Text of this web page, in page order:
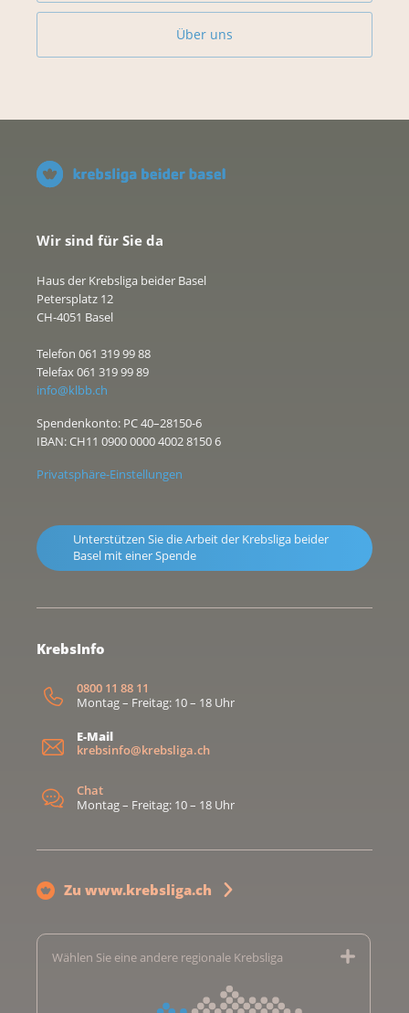
Über uns
Wir sind für Sie da
Haus der Krebsliga beider Basel
Petersplatz 12
CH-4051 Basel
Telefon 061 319 99 88
Telefax 061 319 99 89
info@klbb.ch
Spendenkonto: PC 40–28150-6
IBAN: CH11 0900 0000 4002 8150 6
Privatsphäre-Einstellungen
Unterstützen Sie die Arbeit der Krebsliga beider
Basel mit einer Spende
KrebsInfo
0800 11 88 11
Montag – Freitag: 10 – 18 Uhr
E-Mail
krebsinfo@krebsliga.ch
Chat
Montag – Freitag: 10 – 18 Uhr
Zu www.krebsliga.ch
Wählen Sie eine andere regionale Krebsliga